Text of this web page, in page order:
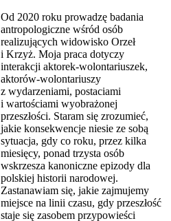
Od 2020 roku prowadzę badania
antropologiczne wśród osób
realizujących widowisko Orzeł
i Krzyż. Moja praca dotyczy
interakcji aktorek-wolontariuszek,
aktorów-wolontariuszy
z wydarzeniami, postaciami
i wartościami wyobrażonej
przeszłości. Staram się zrozumieć,
jakie konsekwencje niesie ze sobą
sytuacja, gdy co roku, przez kilka
miesięcy, ponad trzysta osób
wskrzesza kanoniczne epizody dla
polskiej historii narodowej.
Zastanawiam się, jakie zajmujemy
miejsce na linii czasu, gdy przeszłość
staje się zasobem przypowieści